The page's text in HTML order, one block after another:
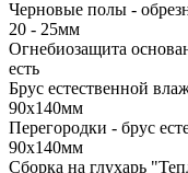
Черновые полы -
20 - 25мм
Огнебиозащита
есть
Брус естественной
90х140мм
Перегородки - брус
90х140мм
Сборка на глухарь